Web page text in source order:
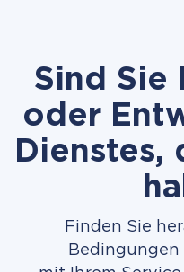
Sind Sie
oder
Dienstes,
Finden Sie